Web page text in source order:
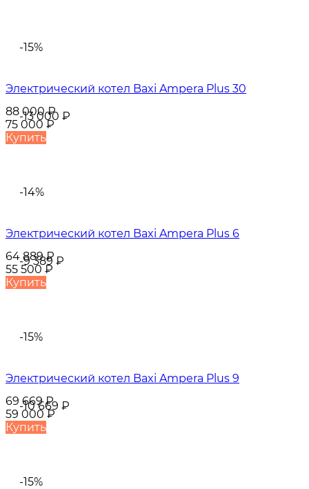
-15%
-13 000 ₽
Электрический котел Baxi Ampera Plus 30
88 000₽
75 000 ₽
Купить
-14%
-9 389₽
Электрический котел Baxi Ampera Plus 6
64 889₽
55 500₽
Купить
-15%
-10 669 ₽
Электрический котел Baxi Ampera Plus 9
69 669₽
59 000 ₽
Купить
-15%